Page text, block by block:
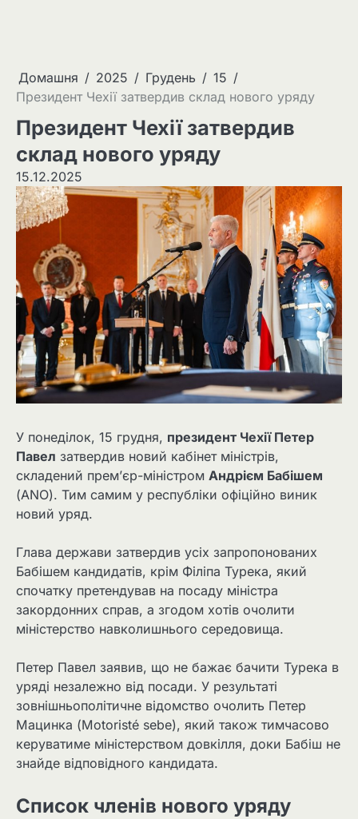
Домашня 2025 Грудень
15
Президент Чехії затвердив склад нового уряду
Президент Чехії затвердив
склад нового уряду
15.12.2025
У понеділок, 15 грудня, президент Чехії Петер
Павел затвердив новий кабінет міністрів,
складений прем’єр-міністром Андрієм Бабішем
(ANO). Тим самим у республіки офіційно виник
новий уряд.
Глава держави затвердив усіх запропонованих
Бабішем кандидатів, крім Філіпа Турека, який
спочатку претендував на посаду міністра
закордонних справ, а згодом хотів очолити
міністерство навколишнього середовища.
Петер Павел заявив, що не бажає бачити Турека в
уряді незалежно від посади. У результаті
зовнішньополітичне відомство очолить Петер
Мацинка (Motoristé sebe), який також тимчасово
керуватиме міністерством довкілля, доки Бабіш не
знайде відповідного кандидата.
Список членів нового уряду